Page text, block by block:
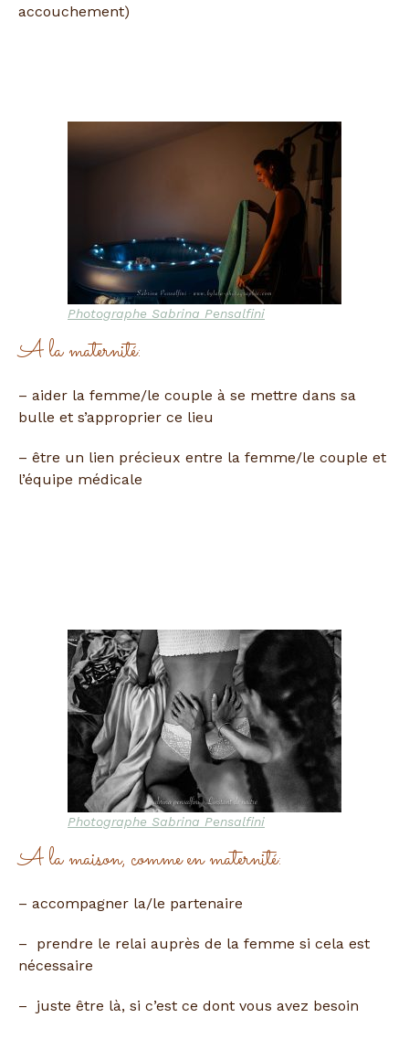
accouchement)
Photographe Sabrina Pensalfini
A la maternité:
– aider la femme/le couple à se mettre dans sa
bulle et s’approprier ce lieu
– être un lien précieux entre la femme/le couple et
l’équipe médicale
Photographe Sabrina Pensalfini
A la maison, comme en maternité:
– accompagner la/le partenaire
– prendre le relai auprès de la femme si cela est
nécessaire
– juste être là, si c’est ce dont vous avez besoin